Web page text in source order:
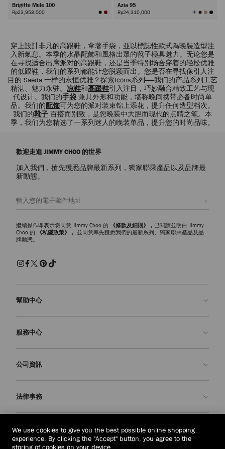
Brigitte Mule 100
Rp23,958,000
Azia 95
Rp24,310,000 查
看
頁
穿上設計非凡的高跟鞋，拿著手袋，並以標誌性款式為晚裝造型注
入新氣息。本季的水晶配飾和風格出眾的靴子極具魅力。无论您是
在寻找适合出席派对的高跟鞋，还是当季特别场合穿着的轻松优雅
的低跟鞋，我们的系列都能让您脱颖而出。您是否在寻找像引人注
目的 Saeda 一样的永恒优雅？探索Icons系列——我们的产品系列工艺
精湛、魅力永驻。 凉鞋和高跟鞋引入注目，巧妙融合精致工艺与现
代设计。我们的手袋 兼具外形和功能，堪称晚间携带必备时尚单
品。我们的配饰可为您的派对装束锦上添花，提升任何造型档次。
我们的靴子 百搭而别致，是您晚装中大胆而现代的点睛之笔。本
季，我们为您精选了一系列迷人的晚装单品，提升您的时尚品味。
歡迎走進 JIMMY CHOO 的世界
加入我們，搶先獲悉品牌最新系列，獨家聯乘產品以及品牌最
新動態。
繼續操作即表示您同意 Jimmy Choo 的 《條款及細則》， 已閱讀並明白 Jimmy
Choo 的
《私隱政策》， 並同意率先獲悉我們的最新系列、獨家聯乘產品及品
牌動態。
幫助中心
常見問題解答
申請退貨
送貨
服務中心
定制服務
保修服務
公司資訊
我們的歷史
我們的影響與責任
法律事務
條款與條件
印尼(Rp)
We use cookies to give you the best possible online shopping
experience. By clicking the "Accept" button, you agree to the
storing of cookies on your device.